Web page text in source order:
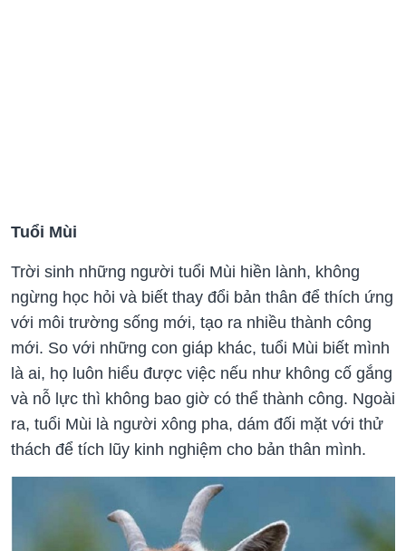
Tuổi Mùi
Trời sinh những người tuổi Mùi hiền lành, không
ngừng học hỏi và biết thay đổi bản thân để thích ứng
với môi trường sống mới, tạo ra nhiều thành công
mới. So với những con giáp khác, tuổi Mùi biết mình
là ai, họ luôn hiểu được việc nếu như không cố gắng
và nỗ lực thì không bao giờ có thể thành công. Ngoài
ra, tuổi Mùi là người xông pha, dám đối mặt với thử
thách để tích lũy kinh nghiệm cho bản thân mình.